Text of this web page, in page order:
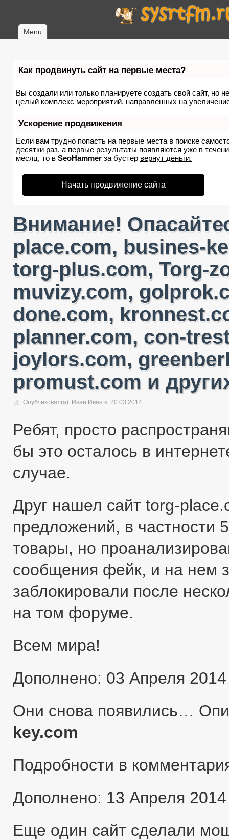
Menu
Как продвинуть сайт на первые места?
Вы создали или только планируете создать свой сайт, но
целый комплекс мероприятий, направленных на
Ускорение продвижения
Если вам трудно попасть на первые места в поиске
десятки раз, а первые результаты появляются уже в
месяц, то в SeoHammer за бустер вернут деньги.
Начать продвижение сайта
Внимание!
place.com, busines-
torg-plus.com, Torg-
muvizy.com,
done.com,
planner.com, con-
joylors.com,
promust.com и
Опубликовал(а): Иван Иван в: 20.03.2014
Ребят, просто
бы это осталось в
случае.
Друг нашел сайт torg-
предложений, в частности
товары, но
сообщения фейк, и на нем
заблокировали после
на том форуме.
Всем мира!
Дополнено: 03 Апреля 2014
Они снова появились…
key.com
Подробности в
Дополнено: 13 Апреля 2014
Еще один сайт сделали